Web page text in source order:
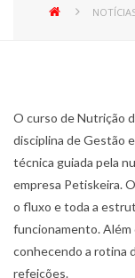
O curso de Nutrição
disciplina de Gestão
técnica guiada pela
empresa Petiskeira.
o fluxo e toda a
funcionamento. Além
conhecendo a rotina
refeições.